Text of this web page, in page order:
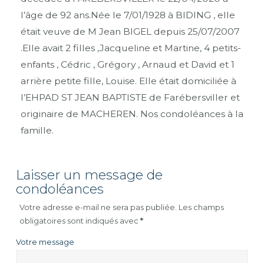
l’âge de 92 ans.Née le 7/01/1928 à BIDING , elle
était veuve de M Jean BIGEL depuis 25/07/2007
.Elle avait 2 filles ,Jacqueline et Martine, 4 petits-
enfants , Cédric , Grégory , Arnaud et David et 1
arrière petite fille, Louise. Elle était domiciliée à
l’EHPAD ST JEAN BAPTISTE de Farébersviller et
originaire de MACHEREN. Nos condoléances à la
famille.
Laisser un message de
condoléances
Votre adresse e-mail ne sera pas publiée. Les champs
obligatoires sont indiqués avec*
Votre message